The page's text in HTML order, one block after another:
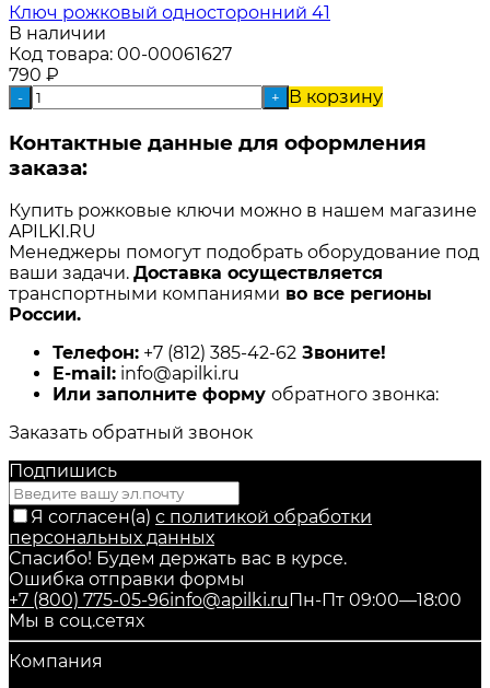
Ключ рожковый односторонний 41
В наличии
Код товара: 00-00061627
790 ₽
- + В корзину
Контактные данные для оформления
заказа:
Купить рожковые ключи можно в нашем магазине
APILKI.RU
Менеджеры помогут подобрать оборудование под
ваши задачи. Доставка осуществляется
транспортными компаниями во все регионы
России.
Телефон: +7 (812) 385-42-62 Звоните!
E-mail: info@apilki.ru
Или заполните форму обратного звонка:
Заказать обратный звонок
Подпишись
Я согласен(a) с политикой обработки
персональных данных
Спасибо! Будем держать вас в курсе.
Ошибка отправки формы
+7 (800) 775-05-96info@apilki.ru Пн-Пт 09:00—18:00
Мы в соц.сетях
Компания